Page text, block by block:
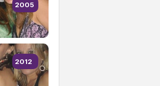
2005
2012